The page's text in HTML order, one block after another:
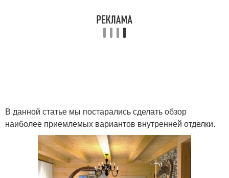
В данной статье мы постарались сделать обзор
наиболее приемлемых вариантов внутренней отделки.